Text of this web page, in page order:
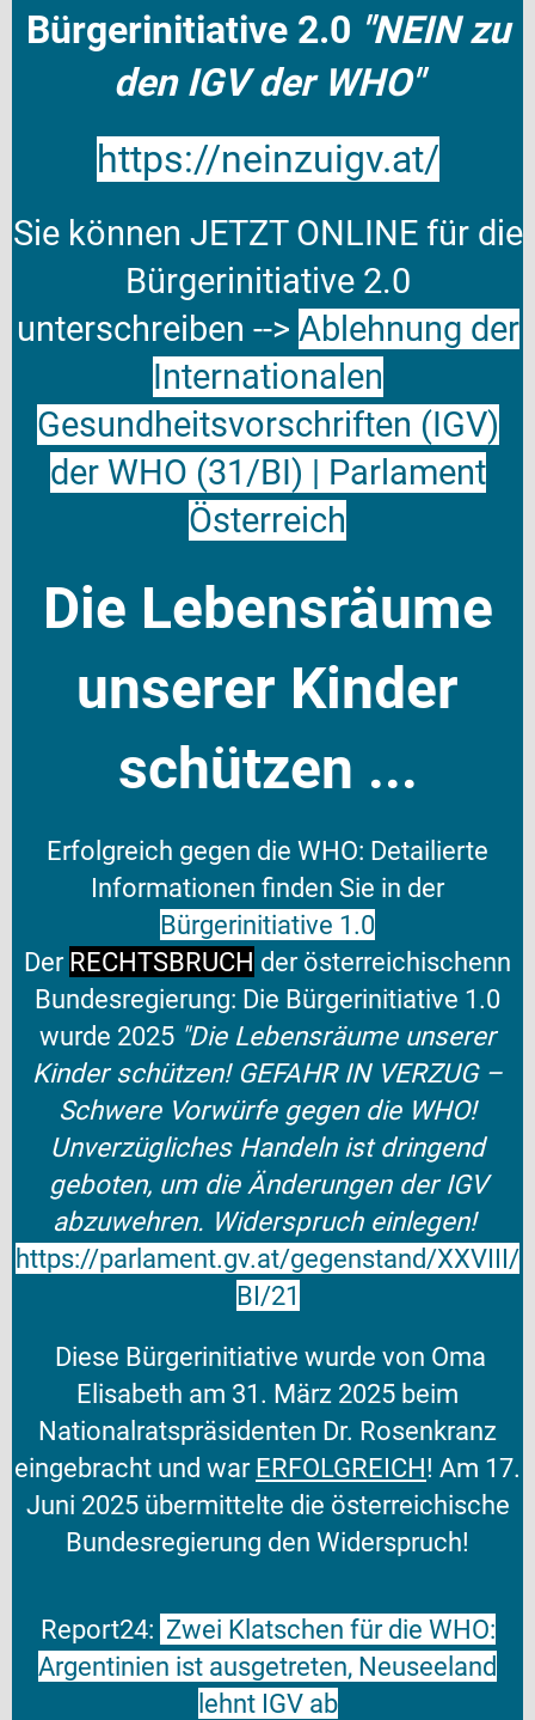
Bürgerinitiative 2.0 "NEIN zu
den IGV der WHO"
https://neinzuigv.at/
Sie können JETZT ONLINE für die
Bürgerinitiative 2.0
unterschreiben --> Ablehnung der
Internationalen
Gesundheitsvorschriften (IGV)
der WHO (31/BI) | Parlament
Österreich
Die Lebensräume
unserer Kinder
schützen ...
Erfolgreich gegen die WHO: Detailierte
Informationen finden Sie in der
Bürgerinitiative 1.0
DerRECHTSBRUCH der österreichischenn
Bundesregierung: Die Bürgerinitiative 1.0
wurde 2025 "Die Lebensräume unserer
Kinder schützen! GEFAHR IN VERZUG –
Schwere Vorwürfe gegen die WHO!
Unverzügliches Handeln ist dringend
geboten, um die Änderungen der IGV
abzuwehren. Widerspruch einlegen!
https://parlament.gv.at/gegenstand/XXVIII/
BI/21
Diese Bürgerinitiative wurde von Oma
Elisabeth am 31. März 2025 beim
Nationalratspräsidenten Dr. Rosenkranz
eingebracht und warERFOLGREICH! Am 17.
Juni 2025 übermittelte die österreichische
Bundesregierung den Widerspruch!
Report24: Zwei Klatschen für die WHO:
Argentinien ist ausgetreten, Neuseeland
lehnt IGV ab